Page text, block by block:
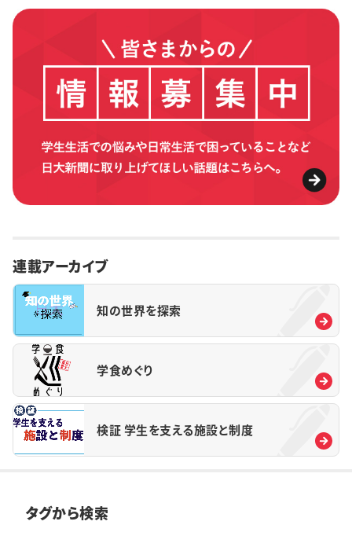
連載アーカイブ
知の世界を探索
学食めぐり
検証 学生を支える施設と制度
タグから検索